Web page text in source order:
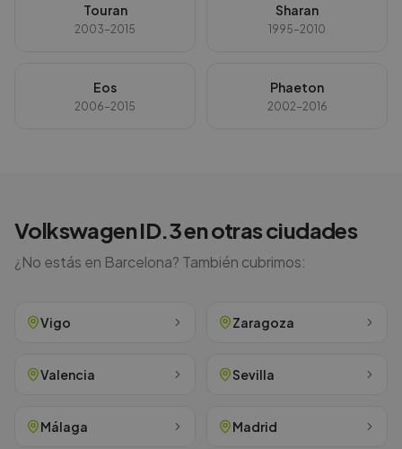
Touran
2003-2015
Sharan
1995-2010
Eos
2006-2015
Phaeton
2002-2016
VolkswagenID.3en otras ciudades
¿No estás en Barcelona? También cubrimos:
Vigo Zaragoza
Valencia Sevilla
Málaga Madrid